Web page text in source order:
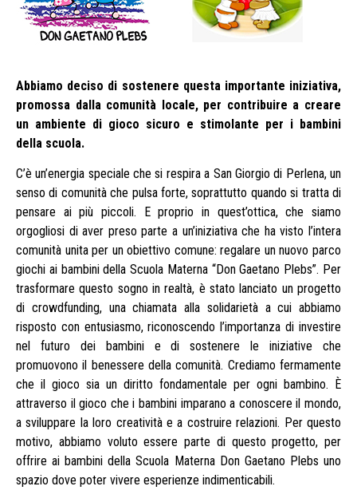
Abbiamo deciso di sostenere questa importante iniziativa,
promossa dalla comunità locale, per contribuire a creare
un ambiente di gioco sicuro e stimolante per i bambini
della scuola.
C’è un’energia speciale che si respira a San Giorgio di Perlena, un
senso di comunità che pulsa forte, soprattutto quando si tratta di
pensare ai più piccoli. E proprio in quest’ottica, che siamo
orgogliosi di aver preso parte a un’iniziativa che ha visto l’intera
comunità unita per un obiettivo comune: regalare un nuovo parco
giochi ai bambini della Scuola Materna “Don Gaetano Plebs”. Per
trasformare questo sogno in realtà, è stato lanciato un progetto
di crowdfunding, una chiamata alla solidarietà a cui abbiamo
risposto con entusiasmo, riconoscendo l’importanza di investire
nel futuro dei bambini e di sostenere le iniziative che
promuovono il benessere della comunità. Crediamo fermamente
che il gioco sia un diritto fondamentale per ogni bambino. È
attraverso il gioco che i bambini imparano a conoscere il mondo,
a sviluppare la loro creatività e a costruire relazioni. Per questo
motivo, abbiamo voluto essere parte di questo progetto, per
offrire ai bambini della Scuola Materna Don Gaetano Plebs uno
spazio dove poter vivere esperienze indimenticabili.